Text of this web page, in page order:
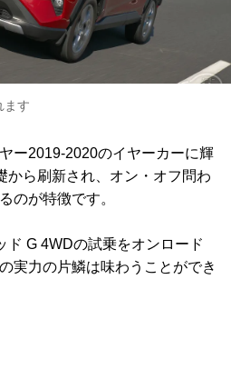
ます
ー2019-2020のイヤーカーに輝
から刷新され、オン・オフ問わ
のが特徴です。
ド G 4WDの試乗をオンロード
実力の片鱗は味わうことができ